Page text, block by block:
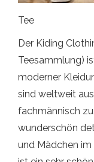
Tee
Der Kiding
Teesammlung)
moderner
sind weltweit
fachmännisch
wunderschön
und Mädchen